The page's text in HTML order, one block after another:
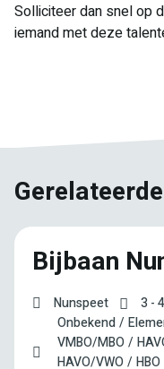
Solliciteer dan snel op
iemand met deze
Bijbaan
Nunspeet 3 -
Onbekend
VMBO/MBO
HAVO/VWO
HBO